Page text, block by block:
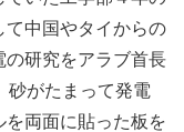
て中国やタイからの
の研究をアラブ首長
砂がたまって発電
両面に貼った板を